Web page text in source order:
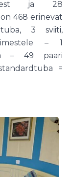
ja 28
468 erinevat
3 sviiti,
– 1
– 49 paari
=